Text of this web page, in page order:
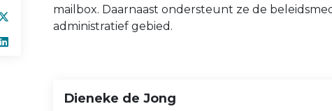
mailbox. Daarnaast ondersteunt ze de
administratief gebied.
Dieneke de Jong